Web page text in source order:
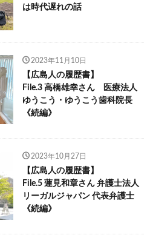
は時代遅れの話
2023年11月10日
【広島人の履歴書】
File.3 高橋雄幸さん 医療法人
ゆうこう・ゆうこう歯科院長
《続編》
2023年10月27日
【広島人の履歴書】
File.5 蓮見和章さん 弁護士法人
リーガルジャパン 代表弁護士
《続編》